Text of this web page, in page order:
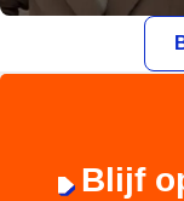
Blijf